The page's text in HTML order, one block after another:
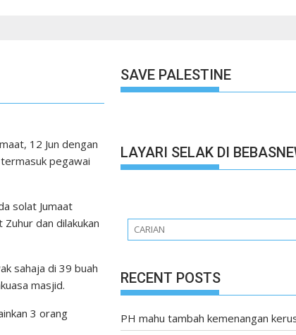
12 Jun dengan
pegawai
solat Jumaat
dan dilakukan
sahaja di 39 buah
masjid.
3 orang
SAVE PALESTINE
LAYARI SELAK DI
RECENT POSTS
PH mahu tambah kemenangan